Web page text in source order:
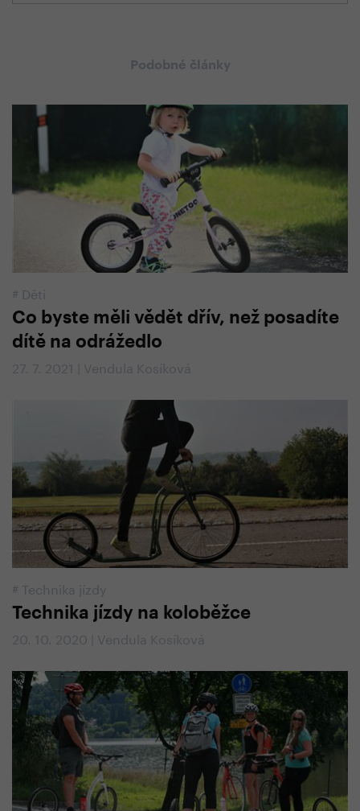
Podobné články
# Děti
Co byste měli vědět dřív, než posadíte
dítě na odrážedlo
27. 7. 2021 | Vendula Kosíková
# Technika jízdy
Technika jízdy na koloběžce
20. 10. 2020 | Vendula Kosíková